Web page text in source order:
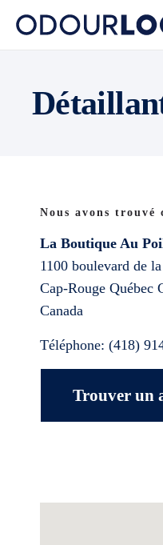
Nous avons
La Boutique Au
1100 boulevard de
Cap-Rouge Québec
Canada
Téléphone: (418)
Trouver un